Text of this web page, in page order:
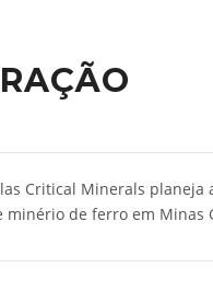
Critical Minerals planeja
minério de ferro em Minas